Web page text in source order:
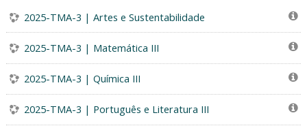
2025-TMA-3 | Artes e Sustentabilidade
2025-TMA-3 | Matemática III
2025-TMA-3 | Química III
2025-TMA-3 | Português e Literatura III